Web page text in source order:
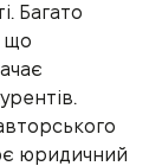
Багато
що
юридичний